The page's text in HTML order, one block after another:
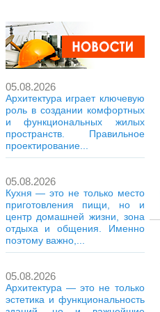
05.08.2026
Архитектура играет ключевую
роль в создании комфортных
и функциональных жилых
пространств. Правильное
проектирование...
05.08.2026
Кухня — это не только место
приготовления пищи, но и
центр домашней жизни, зона
отдыха и общения. Именно
поэтому важно,...
05.08.2026
Архитектура — это не только
эстетика и функциональность